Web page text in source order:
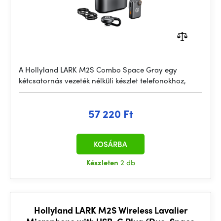
A Hollyland LARK M2S Combo Space Gray egy
kétcsatornás vezeték nélküli készlet telefonokhoz,
57 220 Ft
Készleten 2 db
KOSÁRBA
Hollyland LARK M2S Wireless Lavalier